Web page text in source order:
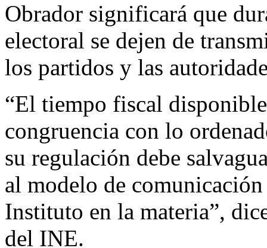
Obrador significará que
electoral se dejen de
los partidos y las
“El tiempo fiscal
congruencia con lo
su regulación debe
al modelo de
Instituto en la materia”,
del INE.